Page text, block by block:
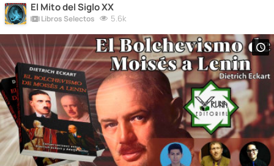
El Mito del Siglo XX
Libros Selectos 5.6k